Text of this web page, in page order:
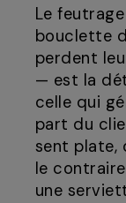
Le
bouclette
perdent
— est la
celle qui
part du
sent plate,
le
une